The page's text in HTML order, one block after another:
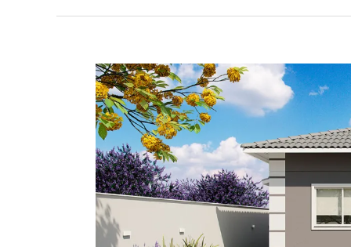
Minha
Casa
Minha
Vida
2026:
como
me
inscrever?